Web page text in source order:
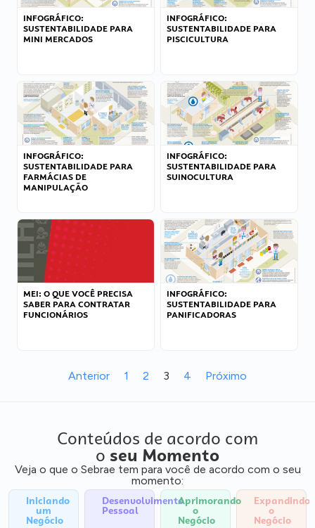
INFOGRÁFICO:
SUSTENTABILIDADE PARA
MINI MERCADOS
INFOGRÁFICO:
SUSTENTABILIDADE PARA
PISCICULTURA
INFOGRÁFICO:
SUSTENTABILIDADE PARA
FARMÁCIAS DE
MANIPULAÇÃO
INFOGRÁFICO:
SUSTENTABILIDADE PARA
SUINOCULTURA
MEI: O QUE VOCÊ PRECISA
SABER PARA CONTRATAR
FUNCIONÁRIOS
INFOGRÁFICO:
SUSTENTABILIDADE PARA
PANIFICADORAS
Anterior 1 2 3 4 Próximo
Conteúdos de acordo com
o seu Momento
Veja o que o Sebrae tem para você de acordo com o seu
momento:
Iniciando
um
Negócio
Desenvolvimento
Pessoal
Aprimorando
o
Negócio
Expandindo
o
Negócio